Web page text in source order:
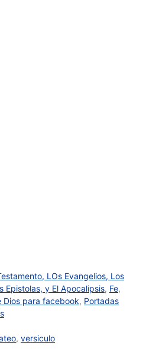
LOs Evangelios, Los
Epistolas, y El Apocalipsis, Fe,
Dios para facebook, Portadas
, versiculo